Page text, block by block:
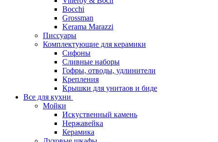
Bocchi
Grossman
Kerama Marazzi
Писсуары
Комплектующие для керамики
Сифоны
Сливные наборы
Гофры, отводы, удлинители
Крепления
Крышки для унитаов и биде
Все для кухни
Мойки
Искуственный камень
Нержавейка
Керамика